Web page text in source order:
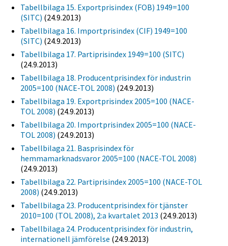
Tabellbilaga 15. Exportprisindex (FOB) 1949=100
(SITC) (24.9.2013)
Tabellbilaga 16. Importprisindex (CIF) 1949=100
(SITC) (24.9.2013)
Tabellbilaga 17. Partiprisindex 1949=100 (SITC)
(24.9.2013)
Tabellbilaga 18. Producentprisindex för industrin
2005=100 (NACE-TOL 2008) (24.9.2013)
Tabellbilaga 19. Exportprisindex 2005=100 (NACE-
TOL 2008) (24.9.2013)
Tabellbilaga 20. Importprisindex 2005=100 (NACE-
TOL 2008) (24.9.2013)
Tabellbilaga 21. Basprisindex för
hemmamarknadsvaror 2005=100 (NACE-TOL 2008)
(24.9.2013)
Tabellbilaga 22. Partiprisindex 2005=100 (NACE-TOL
2008) (24.9.2013)
Tabellbilaga 23. Producentprisindex för tjänster
2010=100 (TOL 2008), 2:a kvartalet 2013 (24.9.2013)
Tabellbilaga 24. Producentprisindex för industrin,
internationell jämförelse (24.9.2013)